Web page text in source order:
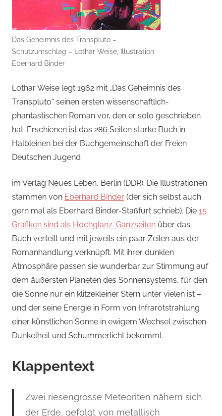
Das Geheimnis des Transpluto –
Schutzumschlag – Lothar Weise, Illustration:
Eberhard Binder
Lothar Weise legt 1962 mit „Das Geheimnis des
Transpluto“ seinen ersten wissenschaftlich-
phantastischen Roman vor, den er solo geschrieben
hat. Erschienen ist das 286 Seiten starke Buch in
Halbleinen bei der Buchgemeinschaft der Freien
Deutschen Jugend
im Verlag Neues Leben, Berlin (DDR). Die Illustrationen
stammen von Eberhard Binder (der sich selbst auch
gern mal als Eberhard Binder-Staßfurt schrieb). Die 15
Grafiken sind als Hochglanz-Ganzseiten über das
Buch verteilt und mit jeweils ein paar Zeilen aus der
Romanhandlung verknüpft. Mit ihrer dunklen
Atmosphäre passen sie wunderbar zur Stimmung auf
dem äußersten Planeten des Sonnensystems, für den
die Sonne nur ein klitzekleiner Stern unter vielen ist –
und der seine Energie in Form von Infrarotstrahlung
einer künstlichen Sonne in ewigem Wechsel zwischen
Dunkelheit und Schummerlicht bekommt.
Klappentext
Zwei riesengrosse Meteoriten nähern sich
der Erde, gefolgt von metallisch